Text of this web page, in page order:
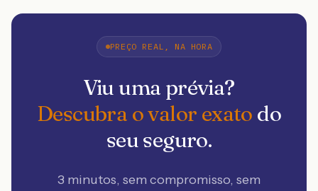
PREÇO REAL, NA HORA
Viu uma prévia?
Descubra o valor exato do
seu seguro.
3 minutos, sem compromisso, sem